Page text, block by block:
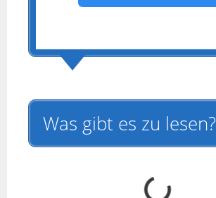
Was gibt es zu lesen?